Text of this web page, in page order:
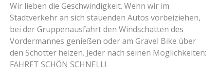
Wir lieben die Geschwindigkeit. Wenn wir im
Stadtverkehr an sich stauenden Autos vorbeiziehen,
bei der Gruppenausfahrt den Windschatten des
Vordermannes genießen oder am Gravel Bike über
den Schotter heizen. Jeder nach seinen Möglichkeiten:
FAHRET SCHÖN SCHNELL!